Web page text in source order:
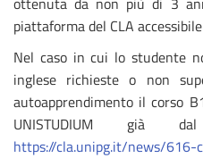
piattaforma del CLA
Nel caso in cui lo studente
inglese richieste o non
autoapprendimento il corso
UNISTUDIUM già
https://cla.unipg.it/news/616-